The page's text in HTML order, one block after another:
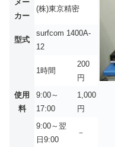
メー
カー
(株)東京精密
型式
surfcom 1400A-
12
使用
料
1時間
200
円
9:00～
17:00
1,000
円
9:00～翌
日9:00
－